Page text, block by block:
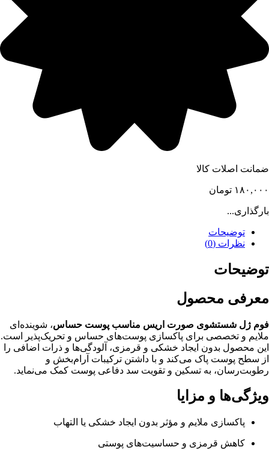
ضمانت اصلات کالا
۱۸۰,۰۰۰ تومان
بارگذاری...
توضیحات
نظرات (0)
توضیحات
معرفی محصول
فوم ژل شستشوی صورت اریس مناسب پوست حساس، شوینده‌ای
ملایم و تخصصی برای پاکسازی پوست‌های حساس و تحریک‌پذیر است.
این محصول بدون ایجاد خشکی و قرمزی، آلودگی‌ها و ذرات اضافی را
از سطح پوست پاک می‌کند و با داشتن ترکیبات آرام‌بخش و
رطوبت‌رسان، به تسکین و تقویت سد دفاعی پوست کمک می‌نماید.
ویژگی‌ها و مزایا
پاکسازی ملایم و مؤثر بدون ایجاد خشکی یا التهاب
کاهش قرمزی و حساسیت‌های پوستی